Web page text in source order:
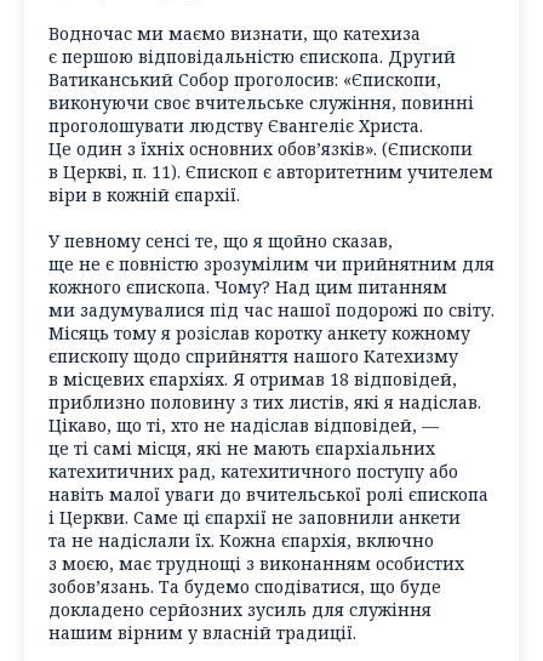
Водночас ми маємо визнати, що катехиза
є першою відповідальністю єпископа. Другий
Ватиканський Собор проголосив: «Єпископи,
виконуючи своє вчительське служіння, повинні
проголошувати людству Євангеліє Христа.
Це один з їхніх основних обов’язків». (Єпископи
в Церкві, п. 11). Єпископ є авторитетним учителем
віри в кожній єпархії.
У певному сенсі те, що я щойно сказав,
ще не є повністю зрозумілим чи прийнятним для
кожного єпископа. Чому? Над цим питанням
ми задумувалися під час нашої подорожі по світу.
Місяць тому я розіслав коротку анкету кожному
єпископу щодо сприйняття нашого Катехизму
в місцевих єпархіях. Я отримав 18 відповідей,
приблизно половину з тих листів, які я надіслав.
Цікаво, що ті, хто не надіслав відповідей, —
це ті самі місця, які не мають єпархіальних
катехитичних рад, катехитичного поступу або
навіть малої уваги до вчительської ролі єпископа
і Церкви. Саме ці єпархії не заповнили анкети
та не надіслали їх. Кожна єпархія, включно
з моєю, має труднощі з виконанням особистих
зобов’язань. Та будемо сподіватися, що буде
докладено серйозних зусиль для служіння
нашим вірним у власній традиції.